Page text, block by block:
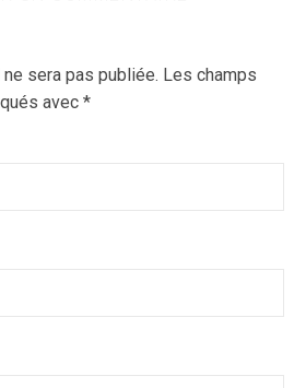
sera pas publiée. Les champs
avec *